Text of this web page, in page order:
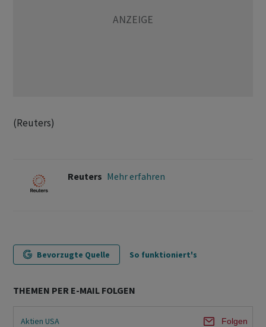
(Reuters)
Reuters Mehr erfahren
Bevorzugte Quelle So funktioniert's
THEMEN PER E-MAIL FOLGEN
Aktien USA Folgen